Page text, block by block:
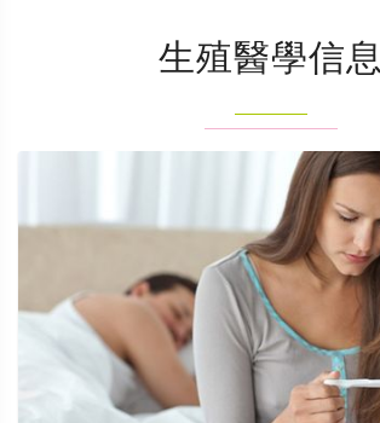
生殖醫學信息